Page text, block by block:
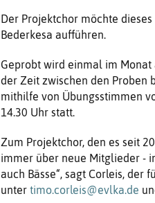
Der Projektchor möchte
Bederkesa aufführen.
Geprobt wird einmal im Monat
der Zeit zwischen den Proben
mithilfe von Übungsstimmen
14.30 Uhr statt.
Zum Projektchor, den es seit
immer über neue Mitglieder -
auch Bässe“, sagt Corleis, der
unter timo.corleis@evlka.de